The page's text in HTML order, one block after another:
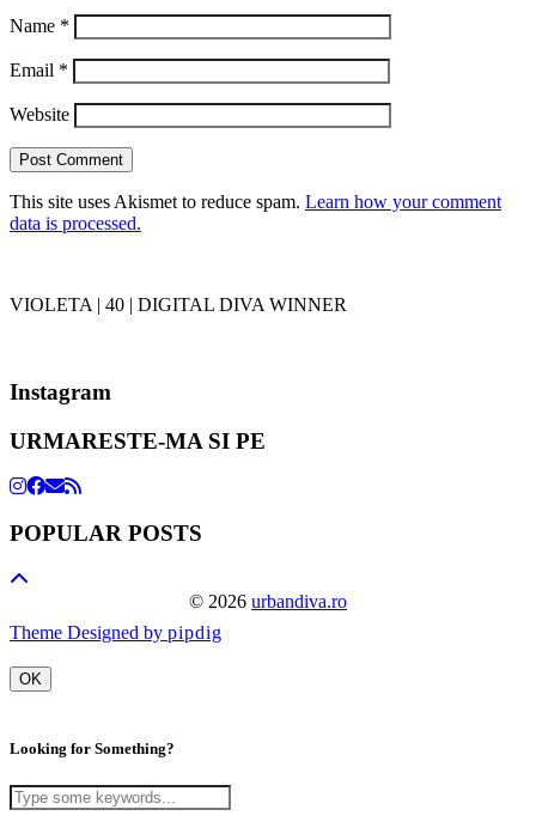
Name *
Email *
Website
This site uses Akismet to reduce spam. Learn how your comment
data is processed.
VIOLETA | 40 | DIGITAL DIVA WINNER
Instagram
URMARESTE-MA SI PE
POPULAR POSTS
© 2026 urbandiva.ro
Theme Designed by pipdig
OK
Looking for Something?